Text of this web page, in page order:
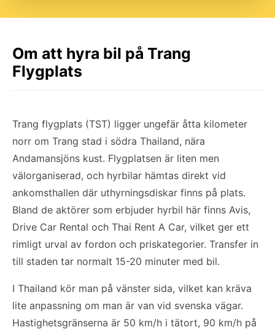
Om att hyra bil på Trang
Flygplats
Trang flygplats (TST) ligger ungefär åtta kilometer
norr om Trang stad i södra Thailand, nära
Andamansjöns kust. Flygplatsen är liten men
välorganiserad, och hyrbilar hämtas direkt vid
ankomsthallen där uthyrningsdiskar finns på plats.
Bland de aktörer som erbjuder hyrbil här finns Avis,
Drive Car Rental och Thai Rent A Car, vilket ger ett
rimligt urval av fordon och priskategorier. Transfer in
till staden tar normalt 15-20 minuter med bil.
I Thailand kör man på vänster sida, vilket kan kräva
lite anpassning om man är van vid svenska vägar.
Hastighetsgränserna är 50 km/h i tätort, 90 km/h på